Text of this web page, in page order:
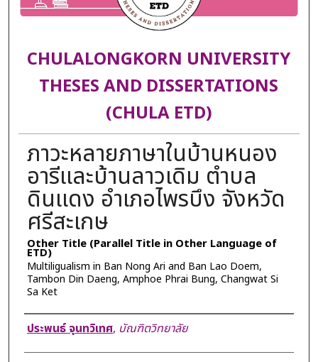
CHULALONGKORN UNIVERSITY
THESES AND DISSERTATIONS
(CHULA ETD)
ภาวะหลายภาษาในบ้านหนอง
อารีและบ้านลาวเดิม ตำบล
ดินแดง อำเภอไพรบึง จังหวัด
ศรีสะเกษ
Other Title (Parallel Title in Other Language of
ETD)
Multiligualism in Ban Nong Ari and Ban Lao Doem,
Tambon Din Daeng, Amphoe Phrai Bung, Changwat Si
Sa Ket
Author
ประพนธ์ จุนทวิเทศ, บัณฑิตวิทยาลัย